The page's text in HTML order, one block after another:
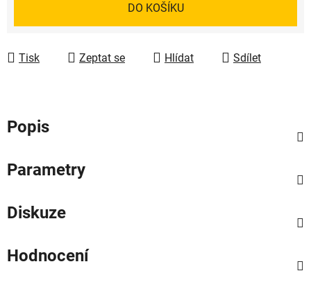
DO KOŠÍKU
Tisk Zeptat se Hlídat Sdílet
Popis
Parametry
Diskuze
Hodnocení